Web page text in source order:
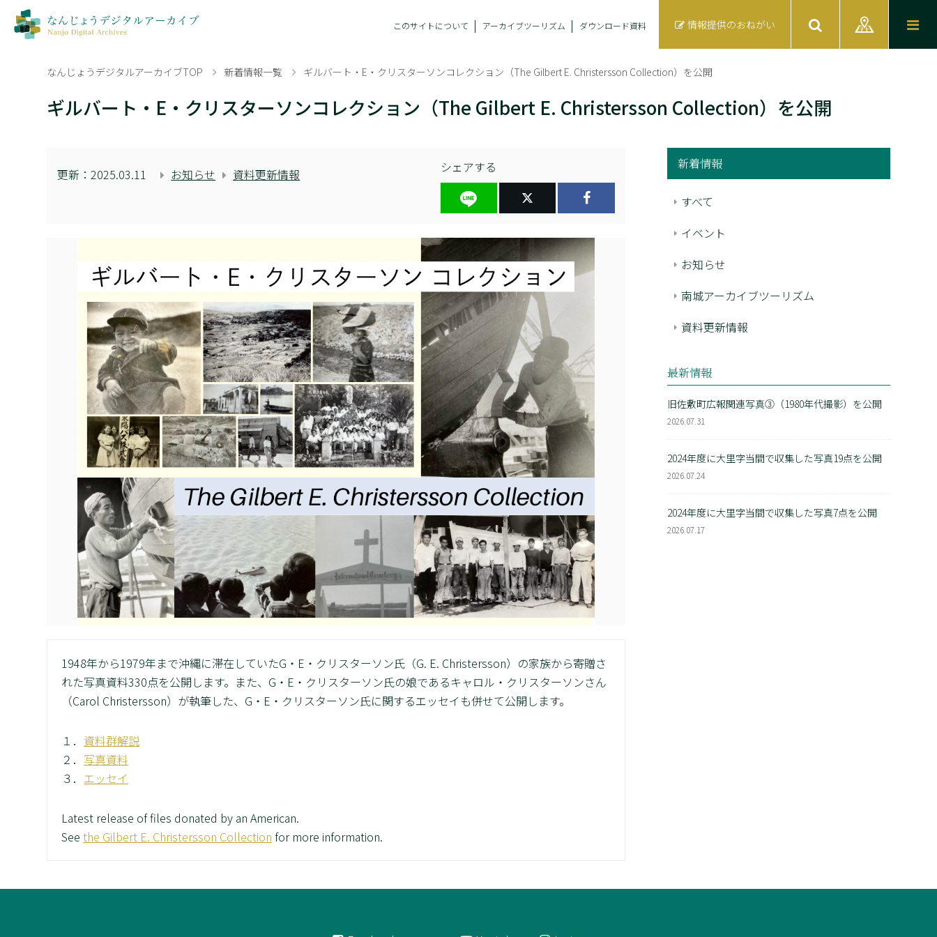
このサイトについて アーカイブツーリズム ダウンロード資料 情報提供のおねがい
なんじょうデジタルアーカイブTOP 新着情報一覧 ギルバート・E・クリスターソンコレクション（The Gilbert E. Christersson Collection）を公開
ギルバート・E・クリスターソンコレクション（The Gilbert E. Christersson Collection）を公開
更新：2025.03.11 お知らせ 資料更新情報 シェアする
1948年から1979年まで沖縄に滞在していたG・E・クリスターソン氏（G. E. Christersson）の家族から寄贈さ
れた写真資料330点を公開します。また、G・E・クリスターソン氏の娘であるキャロル・クリスターソンさん
（Carol Christersson）が執筆した、G・E・クリスターソン氏に関するエッセイも併せて公開します。
１． 資料群解説
２． 写真資料
３． エッセイ
Latest release of files donated by an American.
Seethe Gilbert E. Christersson Collection for more information.
新着情報
すべて
イベント
お知らせ
南城アーカイブツーリズム
資料更新情報
最新情報
旧佐敷町広報関連写真③（1980年代撮影）を公開
2026.07.31
2024年度に大里字当間で収集した写真19点を公開
2026.07.24
2024年度に大里字当間で収集した写真7点を公開
2026.07.17